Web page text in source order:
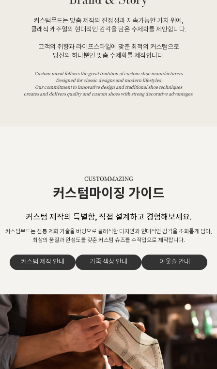
커스텀무드는 맞춤 제작의 진정성과 지속가능한 가치 위에,
클래식 캐주얼의 현대적인 감각을 담은 수제화를 제안합니다.
고객의 취향과 라이프스타일에 맞춘 최적의 커스텀으로
당신의 하나뿐인 맞춤 수제화를 제작합니다.
Custom mood follows the great tradition of custom shoe manufacturers
Designed for classic designs and modern lifestyles.
Our commitment to innovative design and traditional shoe techniques
creates and delivers quality and custom shoes with strong decorative advantages.
CUSTOMMAZING
커스텀마이징 가이드
커스텀 제작의 특별함, 직접 설계하고 경험해보세요.
커스텀무드는 전통 제화 기술을 바탕으로 클래식한 디자인과 현대적인 감각을 조화롭게 담아,
최상의 품질과 완성도를 갖춘 커스텀 슈즈를 수작업으로 제작합니다.
커스텀 제작 안내 가죽 색상 안내 아웃솔 안내